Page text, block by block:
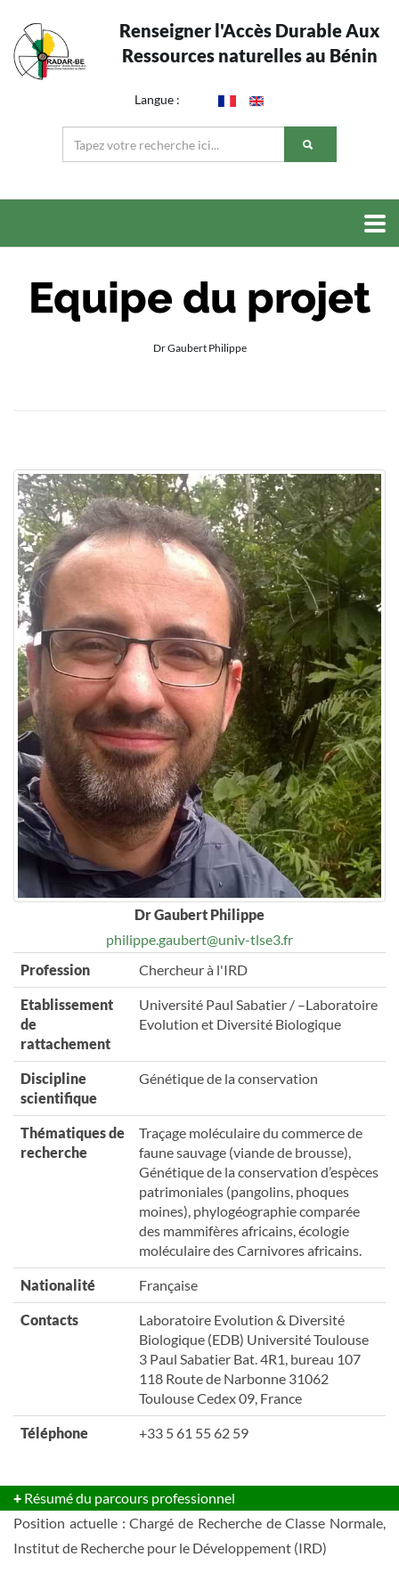
Renseigner l'Accès Durable Aux
Ressources naturelles au Bénin
Langue :
Equipe du projet
Dr Gaubert Philippe
Dr Gaubert Philippe
philippe.gaubert@univ-tlse3.fr
Profession
Chercheur à l'IRD
Etablissement
de
rattachement
Université Paul Sabatier / –Laboratoire
Evolution et Diversité Biologique
Discipline
scientifique
Génétique de la conservation
Thématiques de
recherche
Traçage moléculaire du commerce de
faune sauvage (viande de brousse),
Génétique de la conservation d’espèces
patrimoniales (pangolins, phoques
moines), phylogéographie comparée
des mammifères africains, écologie
moléculaire des Carnivores africains.
Nationalité Française
Contacts
Laboratoire Evolution & Diversité
Biologique (EDB) Université Toulouse
3 Paul Sabatier Bat. 4R1, bureau 107
118 Route de Narbonne 31062
Toulouse Cedex 09, France
Téléphone +33 5 61 55 62 59
+ Résumé du parcours professionnel
Position actuelle : Chargé de Recherche de Classe Normale,
Institut de Recherche pour le Développement (IRD)